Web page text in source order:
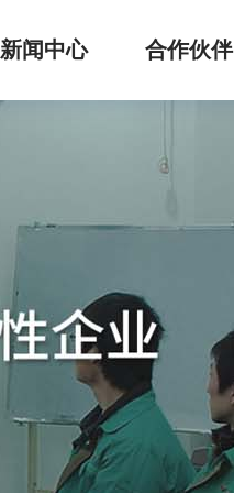
新闻中心 合作伙伴